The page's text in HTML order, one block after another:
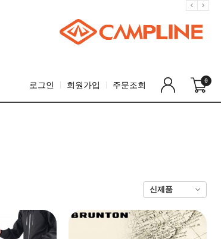
로그인 회원가입 주문조회 0